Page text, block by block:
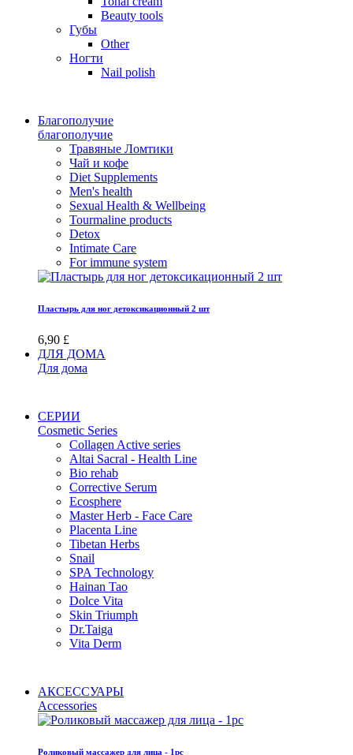
Beauty tools
Губы
Other
Ногти
Nail polish
Благополучие
благополучие
Травяные Ломтики
Чай и кофе
Diet Supplements
Men's health
Sexual Health & Wellbeing
Tourmaline products
Detox
Intimate Care
For immune system
Пластырь для ног детоксикационный 2 шт
6,90 £
ДЛЯ ДОМА
Для дома
СЕРИИ
Cosmetic Series
Collagen Active series
Altai Sacral - Health Line
Bio rehab
Corrective Serum
Ecosphere
Master Herb - Face Care
Placenta Line
Tibetan Herbs
Snail
SPA Technology
Hainan Tao
Dolce Vita
Skin Triumph
Dr.Taiga
Vita Derm
АКСЕССУАРЫ
Accessories
Роликовый массажер для лица - 1pc